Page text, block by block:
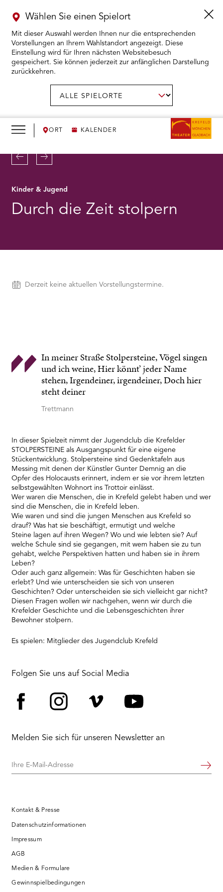
ORT KALENDER
Wählen Sie einen Spielort
Mit dieser Auswahl werden Ihnen nur die entsprechenden
Vorstellungen an Ihrem Wahlstandort angezeigt. Diese
Einstellung wird für Ihren nächsten Websitebesuch
gespeichert. Sie können jederzeit zur anfänglichen Darstellung
zurückkehren.
KARTENKAUF ÖFFNEN
WIR ÖFFNEN
DAS THEATER ÖFFNEN
THEATERPÄDAGOGIK ÖFFNEN
Kinder & Jugend
Durch die Zeit stolpern
Zurück Weiter
Vorstellungen
Derzeit keine aktuellen Vorstellungstermine.
In meiner Straße Stolpersteine, Vögel singen
und ich weine, Hier könnt’ jeder Name
stehen, Irgendeiner, irgendeiner, Doch hier
steht deiner
Trettmann
In dieser Spielzeit nimmt der Jugendclub die Krefelder
STOLPERSTEINE als Ausgangspunkt für eine eigene
Stückentwicklung. Stolpersteine sind Gedenktafeln aus
Messing mit denen der Künstler Gunter Demnig an die
Opfer des Holocausts erinnert, indem er sie vor ihrem letzten
selbstgewählten Wohnort ins Trottoir einlässt.
Wer waren die Menschen, die in Krefeld gelebt haben und wer
sind die Menschen, die in Krefeld leben.
Wie waren und sind die jungen Menschen aus Krefeld so
drauf? Was hat sie beschäftigt, ermutigt und welche
Steine lagen auf ihren Wegen? Wo und wie lebten sie? Auf
welche Schule sind sie gegangen, mit wem haben sie zu tun
gehabt, welche Perspektiven hatten und haben sie in ihrem
Leben?
Oder auch ganz allgemein: Was für Geschichten haben sie
erlebt? Und wie unterscheiden sie sich von unseren
Geschichten? Oder unterscheiden sie sich vielleicht gar nicht?
Diesen Fragen wollen wir nachgehen, wenn wir durch die
Krefelder Geschichte und die Lebensgeschichten ihrer
Bewohner stolpern.
Es spielen: Mitglieder des Jugendclub Krefeld
Folgen Sie uns auf Social Media
Melden Sie sich für unseren Newsletter an
Ihre
Weiter
Kontakt & Presse
Datenschutzinformationen
Impressum
AGB
Medien & Formulare
Gewinnspielbedingungen